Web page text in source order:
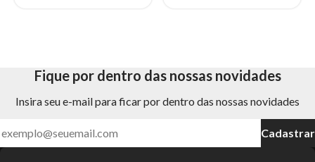
Fique por dentro das nossas novidades
Insira seu e-mail para ficar por dentro das nossas novidades
Cadastrar